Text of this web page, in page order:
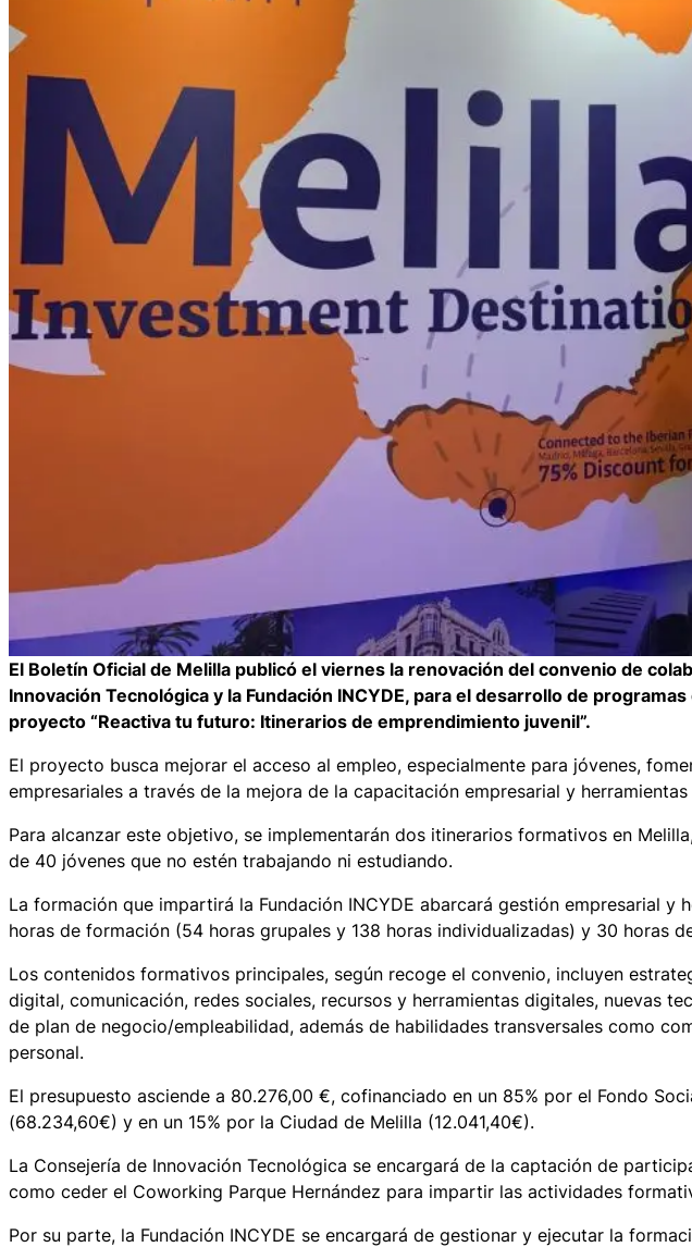
El Boletín Oficial de Melilla publicó el viernes la renovación del convenio de
Innovación Tecnológica y la Fundación INCYDE, para el desarrollo de
proyecto “Reactiva tu futuro: Itinerarios de emprendimiento juvenil”.
El proyecto busca mejorar el acceso al empleo, especialmente para jóvenes,
empresariales a través de la mejora de la capacitación empresarial y
Para alcanzar este objetivo, se implementarán dos itinerarios formativos en
de 40 jóvenes que no estén trabajando ni estudiando.
La formación que impartirá la Fundación INCYDE abarcará gestión empresarial y
horas de formación (54 horas grupales y 138 horas individualizadas) y 30 horas
Los contenidos formativos principales, según recoge el convenio, incluyen
digital, comunicación, redes sociales, recursos y herramientas digitales, nuevas
de plan de negocio/empleabilidad, además de habilidades transversales como
personal.
El presupuesto asciende a 80.276,00 €, cofinanciado en un 85% por el Fondo
(68.234,60€) y en un 15% por la Ciudad de Melilla (12.041,40€).
La Consejería de Innovación Tecnológica se encargará de la captación de
como ceder el Coworking Parque Hernández para impartir las actividades
Por su parte, la Fundación INCYDE se encargará de gestionar y ejecutar la